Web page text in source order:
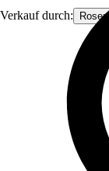
Verkauf durch: